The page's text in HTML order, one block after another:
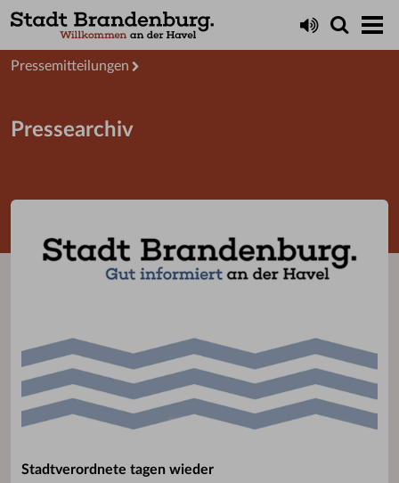
Presseservice
Pressemitteilungen
Pressearchiv
Stadtverordnete tagen wieder